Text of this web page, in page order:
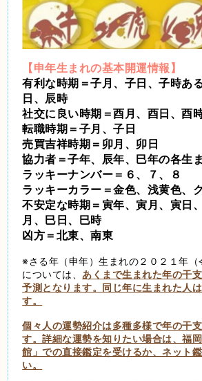
【申年生まれの基本開運情報】
有利な時期＝子月、子日、子時あ
日、辰時
社交に良い時期＝酉月、酉日、酉
転職時期＝子月、子日
売買吉祥時期＝卯月、卯日
協力者＝子年、辰年、巳年の各生
ラッキーナンバー＝６、７、８
ラッキーカラー＝金色、浅黄色、
不安定な時期＝寅年、寅月、寅日
月、巳日、巳時
凶方＝北東、南東
※さる年（申年）生まれの２０２１年（
については、 あくまで生まれた年の干
予測となります。同じ年に生まれた人
す。
個々人の運勢紹介は多種多様で年の干
す。詳細な運勢を知りたい場合は、福
館」での直接鑑定を受けるか、ネット
い。